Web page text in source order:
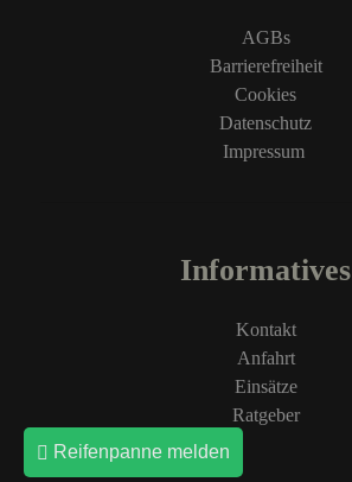
Reifenpanne melden
AGBs
Barrierefreiheit
Cookies
Datenschutz
Impressum
Informatives
Kontakt
Anfahrt
Einsätze
Ratgeber